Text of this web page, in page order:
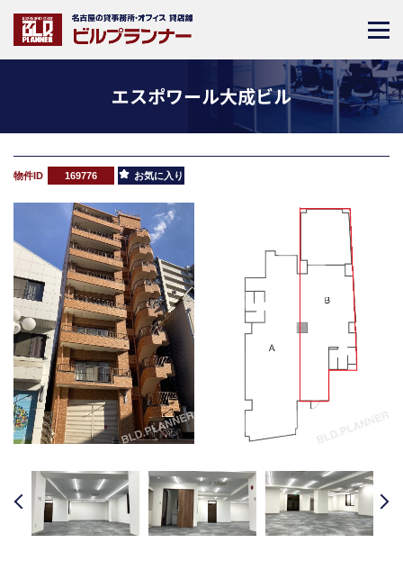
エスポワール大成ビル
物件ID 169776 お気に入り
Next